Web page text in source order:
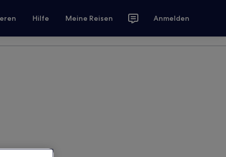
Hilfe Meine Reisen Anmelden